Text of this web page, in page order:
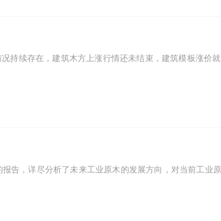
持续存在，建筑木方上涨行情还未结束，建筑模板涨价就
告，详尽分析了未来工业原木的发展方向，对当前工业原